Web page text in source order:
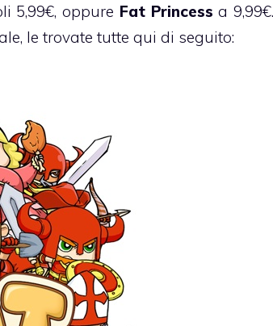
5,99€, oppure Fat Princess a 9,99€.
le trovate tutte qui di seguito: